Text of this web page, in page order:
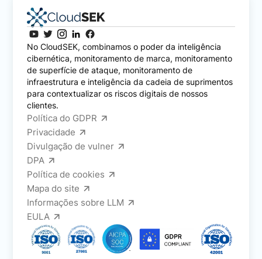
No CloudSEK, combinamos o poder da inteligência
cibernética, monitoramento de marca, monitoramento
de superfície de ataque, monitoramento de
infraestrutura e inteligência da cadeia de suprimentos
para contextualizar os riscos digitais de nossos
clientes.
Política do GDPR
Privacidade
Divulgação de vulner
DPA
Política de cookies
Mapa do site
Informações sobre LLM
EULA